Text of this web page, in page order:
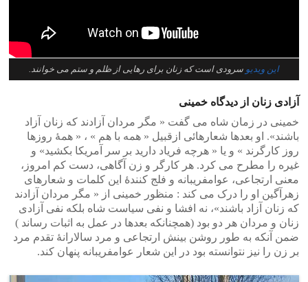
این ویدیو سرودی است که زنان برای رهایی از ظلم و ستم می خوانند.
آزادی زنان از دیدگاه خمینی
خمینی در زمان شاه می گفت « مگر مردان آزادند که زنان آزاد
باشند». او بعدها شعارهائی ازقبیل « همه با هم » ، « همۀ روزها
روز کارگرند » و یا « هرچه فریاد دارید بر سر آمریکا بکشید» و
غیره را مطرح می کرد. هر کارگر و زن آگاهی، دست کم امروز،
معنی ارتجاعی، عوامفریبانه و فلج کنندۀ این کلمات و شعارهای
زهرآگین او را درک می کند : منظور خمینی از « مگر مردان آزادند
که زنان آزاد باشند»، نه افشا و نفی سیاست شاه بلکه نفی آزادی
زنان و مردان هر دو بود (همچنانکه بعدها در عمل به اثبات رساند )
ضمن آنکه به طور روشن بینش ارتجاعی و مرد سالارانۀ تقدم مرد
بر زن را نیز نتوانسته بود در این شعار عوامفریبانه پنهان کند.